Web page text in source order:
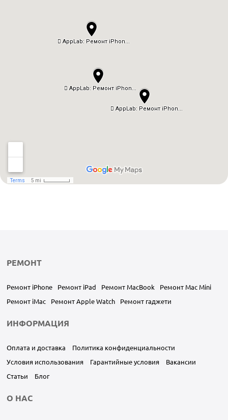
РЕМОНТ
Ремонт iPhone Ремонт iPad Ремонт MacBook
Ремонт Mac Mini
Ремонт iMac
Ремонт Apple Watch Ремонт гаджети
ИНФОРМАЦИЯ
Оплата и доставка
Политика конфиденциальности
Условия использования
Гарантийные условия
Вакансии
Статьи
Блог
О НАС